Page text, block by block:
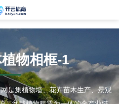
物相框-1
是集植物墙、花卉苗木生产、景观